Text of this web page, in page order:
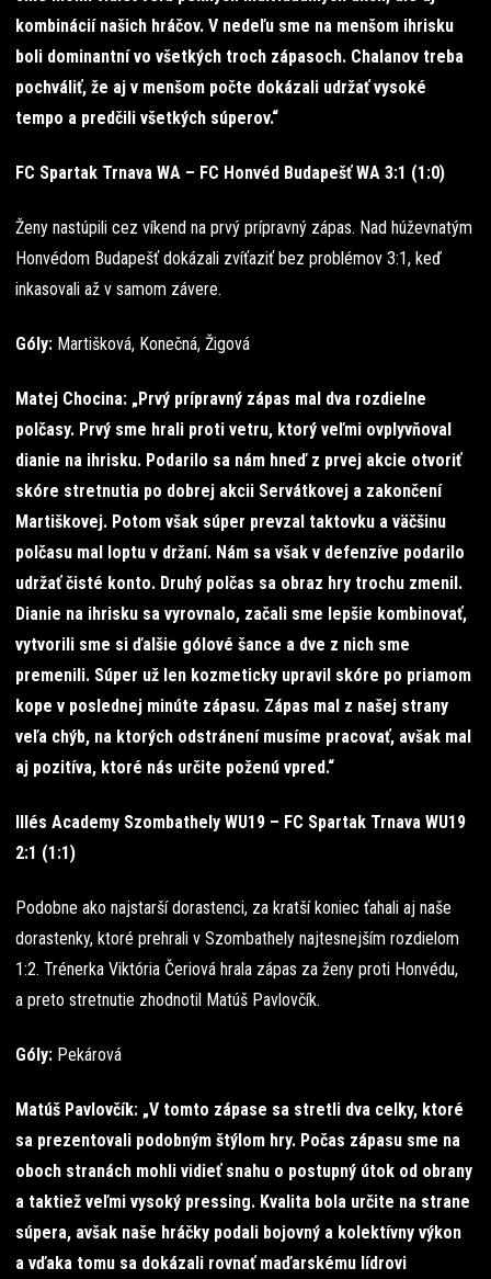
kombinácií našich hráčov. V nedeľu sme na menšom ihrisku
boli dominantní vo všetkých troch zápasoch. Chalanov treba
pochváliť, že aj v menšom počte dokázali udržať vysoké
tempo a predčili všetkých súperov.“
FC Spartak Trnava WA – FC Honvéd Budapešť WA 3:1 (1:0)
Ženy nastúpili cez víkend na prvý prípravný zápas. Nad húževnatým
Honvédom Budapešť dokázali zvíťaziť bez problémov 3:1, keď
inkasovali až v samom závere.
Góly: Martišková, Konečná, Žigová
Matej Chocina: „Prvý prípravný zápas mal dva rozdielne
polčasy. Prvý sme hrali proti vetru, ktorý veľmi ovplyvňoval
dianie na ihrisku. Podarilo sa nám hneď z prvej akcie otvoriť
skóre stretnutia po dobrej akcii Servátkovej a zakončení
Martiškovej. Potom však súper prevzal taktovku a väčšinu
polčasu mal loptu v držaní. Nám sa však v defenzíve podarilo
udržať čisté konto. Druhý polčas sa obraz hry trochu zmenil.
Dianie na ihrisku sa vyrovnalo, začali sme lepšie kombinovať,
vytvorili sme si ďalšie gólové šance a dve z nich sme
premenili. Súper už len kozmeticky upravil skóre po priamom
kope v poslednej minúte zápasu. Zápas mal z našej strany
veľa chýb, na ktorých odstránení musíme pracovať, avšak mal
aj pozitíva, ktoré nás určite poženú vpred.“
Illés Academy Szombathely WU19 – FC Spartak Trnava WU19
2:1 (1:1)
Podobne ako najstarší dorastenci, za kratší koniec ťahali aj naše
dorastenky, ktoré prehrali v Szombathely najtesnejším rozdielom
1:2. Trénerka Viktória Čeriová hrala zápas za ženy proti Honvédu,
a preto stretnutie zhodnotil Matúš Pavlovčík.
Góly: Pekárová
Matúš Pavlovčík: „V tomto zápase sa stretli dva celky, ktoré
sa prezentovali podobným štýlom hry. Počas zápasu sme na
oboch stranách mohli vidieť snahu o postupný útok od obrany
a taktiež veľmi vysoký pressing. Kvalita bola určite na strane
súpera, avšak naše hráčky podali bojovný a kolektívny výkon
a vďaka tomu sa dokázali rovnať maďarskému lídrovi